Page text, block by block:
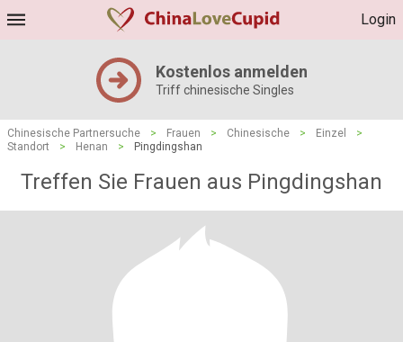
Login
Kostenlos anmelden
Triff chinesische Singles
Chinesische Partnersuche > Frauen > Chinesische > Einzel
>
Standort
> Henan > Pingdingshan
Treffen Sie Frauen aus Pingdingshan